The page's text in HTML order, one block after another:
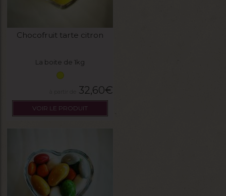
Chocofruit tarte citron
La boite de 1kg
32,60€
VOIR LE PRODUIT